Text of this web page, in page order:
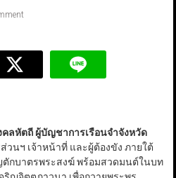
ลหัตถี ผู้บัญชาการเรือนจำจังหวัด
วนฯ เจ้าหน้าที่ และผู้ต้องขัง ภายใต้
กบาตรพระสงฆ์ พร้อมสวดมนต์ในบท